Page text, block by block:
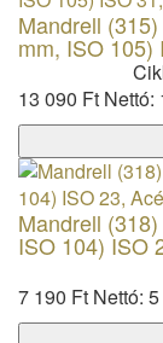
Mandrell
mm, ISO 105)
13 090 Ft Nettó:
Mandrell
ISO 104) ISO
7 190 Ft Nettó: